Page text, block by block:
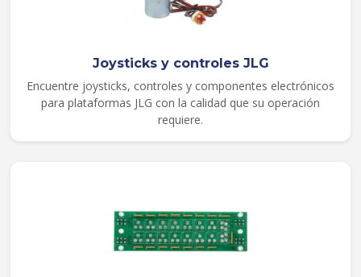
Joysticks y controles JLG
Encuentre joysticks, controles y componentes electrónicos
para plataformas JLG con la calidad que su operación
requiere.